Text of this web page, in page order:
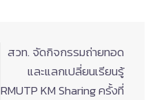
สวท. จัดกิจกรรมถ่ายทอด
และแลกเปลี่ยนเรียนรู้
RMUTP KM Sharing ครั้งที่